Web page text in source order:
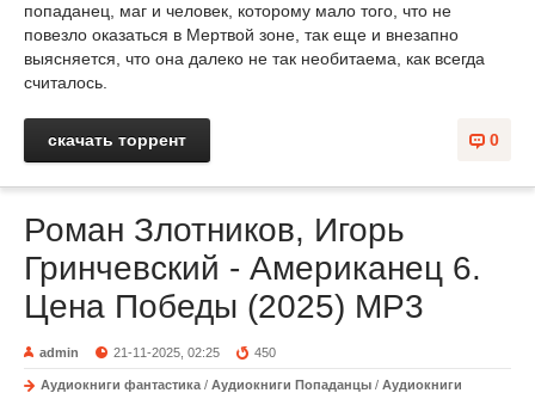
попаданец, маг и человек, которому мало того, что не
повезло оказаться в Мертвой зоне, так еще и внезапно
выясняется, что она далеко не так необитаема, как всегда
считалось.
0
скачать торрент
Роман Злотников, Игорь
Гринчевский - Американец 6.
Цена Победы (2025) MP3
admin 21-11-2025, 02:25 450
Аудиокниги фантастика / Аудиокниги Попаданцы / Аудиокниги